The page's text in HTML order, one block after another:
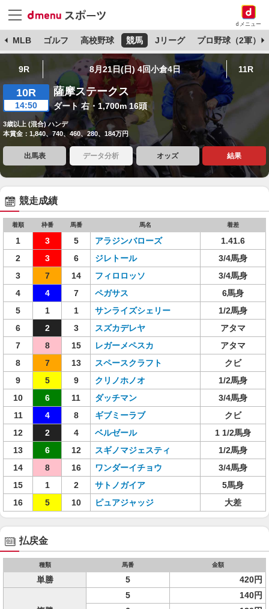
dメニュー
MLB ゴルフ 高校野球 競馬 Jリーグ プロ野球（2軍）
9R 8月21日(日) 4回小倉4日 11R
10R
14:50
薩摩ステークス
ダート 右・1,700m 16頭
3歳以上 (混合) ハンデ
本賞金：1,840、740、460、280、184万円
出馬表 データ分析 オッズ 結果
競走成績
着順 枠番 馬番 馬名 着差
1 3 5 アラジンバローズ
1.41.6
2
3 6 ジレトール
3/4馬身
3
7 14 フィロロッソ
3/4馬身
4
4 7 ペガサス
6馬身
5
1 1 サンライズシェリー
1/2馬身
6
2 3 スズカデレヤ
アタマ
7
8 15 レガーメペスカ
アタマ
8
7 13 スペースクラフト
クビ
9
5 9 クリノホノオ
1/2馬身
10
6 11 ダッチマン
3/4馬身
11
4 8 ギブミーラブ
クビ
12
2 4 ベルゼール
1 1/2馬身
13
6 12 スギノマジェスティ
1/2馬身
14
8 16 ワンダーイチョウ
3/4馬身
15
1 2 サトノガイア
5馬身
16
5 10 ピュアジャッジ 大差
払戻金
種類 馬番 金額
単勝 5 420円
5
140円